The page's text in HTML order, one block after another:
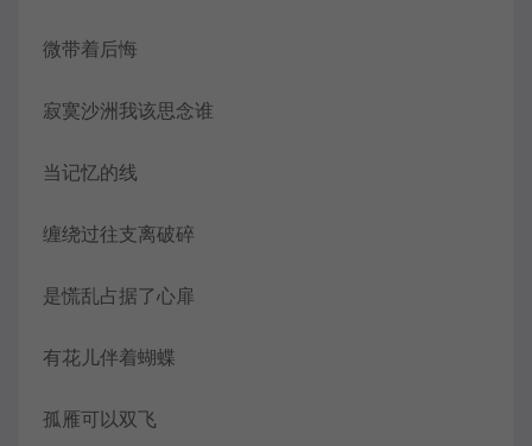
微带着后悔
寂寞沙洲我该思念谁
当记忆的线
缠绕过往支离破碎
是慌乱占据了心扉
有花儿伴着蝴蝶
孤雁可以双飞